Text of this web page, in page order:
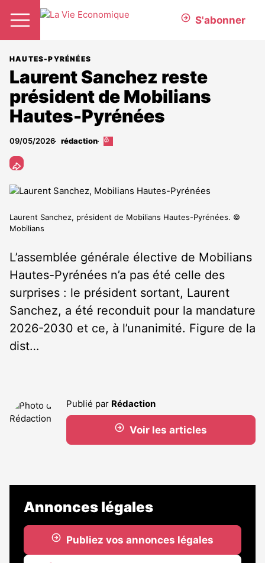
S'abonner
HAUTES-PYRÉNÉES
Laurent Sanchez reste
président de Mobilians
Hautes-Pyrénées
09/05/2026 rédaction
Cet
aux
abonnés
Laurent Sanchez, président de Mobilians Hautes-Pyrénées. ©
Mobilians
L’assemblée générale élective de Mobilians
Hautes-Pyrénées n’a pas été celle des
surprises : le président sortant, Laurent
Sanchez, a été reconduit pour la mandature
2026-2030 et ce, à l’unanimité. Figure de la
dist…
Publié par Rédaction
Voir les articles
Annonces légales
Publiez vos annonces légales